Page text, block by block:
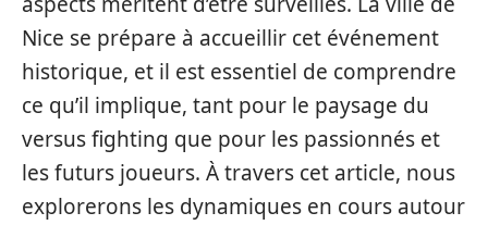
Nice se prépare à accueillir cet événement
historique, et il est essentiel de comprendre
ce qu’il implique, tant pour le paysage du
versus fighting que pour les passionnés et
les futurs joueurs. À travers cet article, nous
explorerons les dynamiques en cours autour